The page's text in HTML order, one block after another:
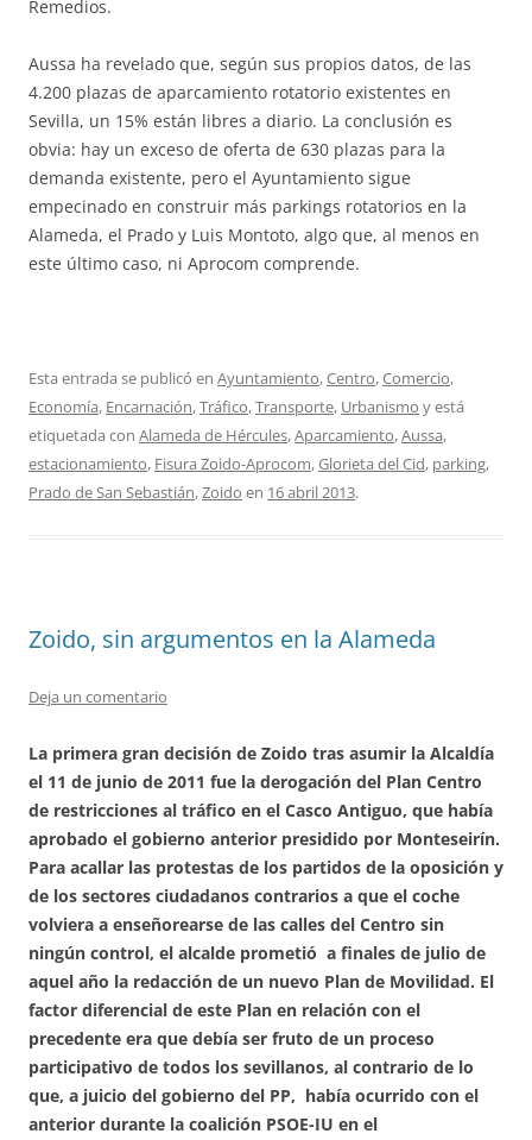
Remedios.
Aussa ha revelado que, según sus propios datos, de las
4.200 plazas de aparcamiento rotatorio existentes en
Sevilla, un 15% están libres a diario. La conclusión es
obvia: hay un exceso de oferta de 630 plazas para la
demanda existente, pero el Ayuntamiento sigue
empecinado en construir más parkings rotatorios en la
Alameda, el Prado y Luis Montoto, algo que, al menos en
este último caso, ni Aprocom comprende.
Esta entrada se publicó en Ayuntamiento,Centro,Comercio,
Economía, Encarnación,Tráfico,Transporte, Urbanismo y está
etiquetada con Alameda de Hércules,Aparcamiento,Aussa,
estacionamiento, Fisura Zoido-Aprocom,Glorieta del Cid, parking,
Prado de San Sebastián,Zoido en 16 abril 2013.
Zoido, sin argumentos en la Alameda
Deja un comentario
La primera gran decisión de Zoido tras asumir la Alcaldía
el 11 de junio de 2011 fue la derogación del Plan Centro
de restricciones al tráfico en el Casco Antiguo, que había
aprobado el gobierno anterior presidido por Monteseirín.
Para acallar las protestas de los partidos de la oposición y
de los sectores ciudadanos contrarios a que el coche
volviera a enseñorearse de las calles del Centro sin
ningún control, el alcalde prometió a finales de julio de
aquel año la redacción de un nuevo Plan de Movilidad. El
factor diferencial de este Plan en relación con el
precedente era que debía ser fruto de un proceso
participativo de todos los sevillanos, al contrario de lo
que, a juicio del gobierno del PP, había ocurrido con el
anterior durante la coalición PSOE-IU en el